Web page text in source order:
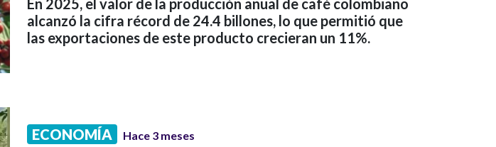
En 2025, el valor de la producción anual de café colombiano
alcanzó la cifra récord de 24.4 billones, lo que permitió que
las exportaciones de este producto crecieran un 11%.
ECONOMÍA Hace 3 meses